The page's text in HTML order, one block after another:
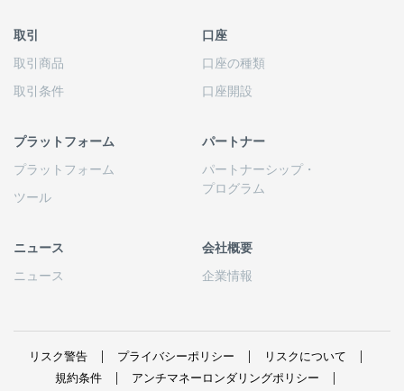
取引
取引商品
取引条件
口座
口座の種類
口座開設
プラットフォーム
プラットフォーム
ツール
パートナー
パートナーシップ・
プログラム
ニュース
ニュース
会社概要
企業情報
リスク警告 プライバシーポリシー
リスクについて
規約条件
アンチマネーロンダリングポリシー